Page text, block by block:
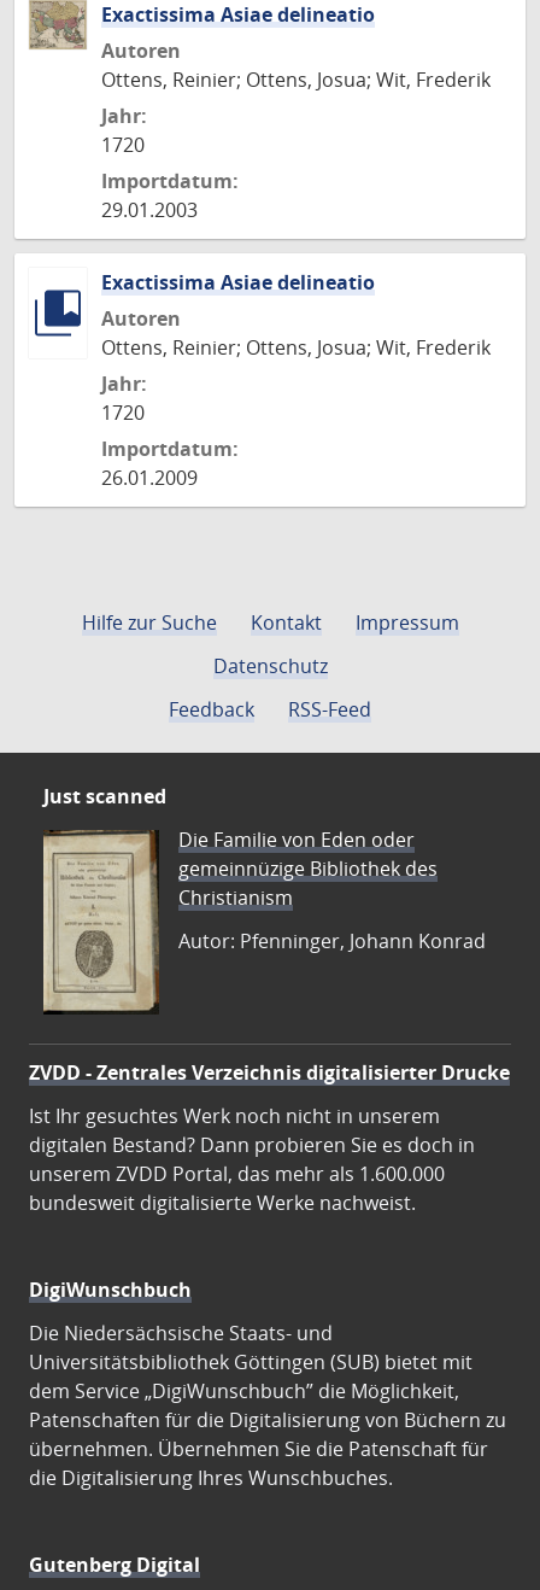
Exactissima Asiae delineatio
Autoren
Ottens, Reinier; Ottens, Josua; Wit, Frederik
Jahr:
1720
Importdatum:
29.01.2003
Exactissima Asiae delineatio
Autoren
Ottens, Reinier; Ottens, Josua; Wit, Frederik
Jahr:
1720
Importdatum:
26.01.2009
Hilfe zur Suche Kontakt
Impressum
Datenschutz
Feedback
RSS-Feed
Just scanned
Die Familie von Eden oder
gemeinnüzige Bibliothek des
Christianism
Autor: Pfenninger, Johann Konrad
ZVDD - Zentrales Verzeichnis digitalisierter Drucke
Ist Ihr gesuchtes Werk noch nicht in unserem
digitalen Bestand? Dann probieren Sie es doch in
unserem ZVDD Portal, das mehr als 1.600.000
bundesweit digitalisierte Werke nachweist.
DigiWunschbuch
Die Niedersächsische Staats- und
Universitätsbibliothek Göttingen (SUB) bietet mit
dem Service „DigiWunschbuch” die Möglichkeit,
Patenschaften für die Digitalisierung von Büchern zu
übernehmen. Übernehmen Sie die Patenschaft für
die Digitalisierung Ihres Wunschbuches.
Gutenberg Digital